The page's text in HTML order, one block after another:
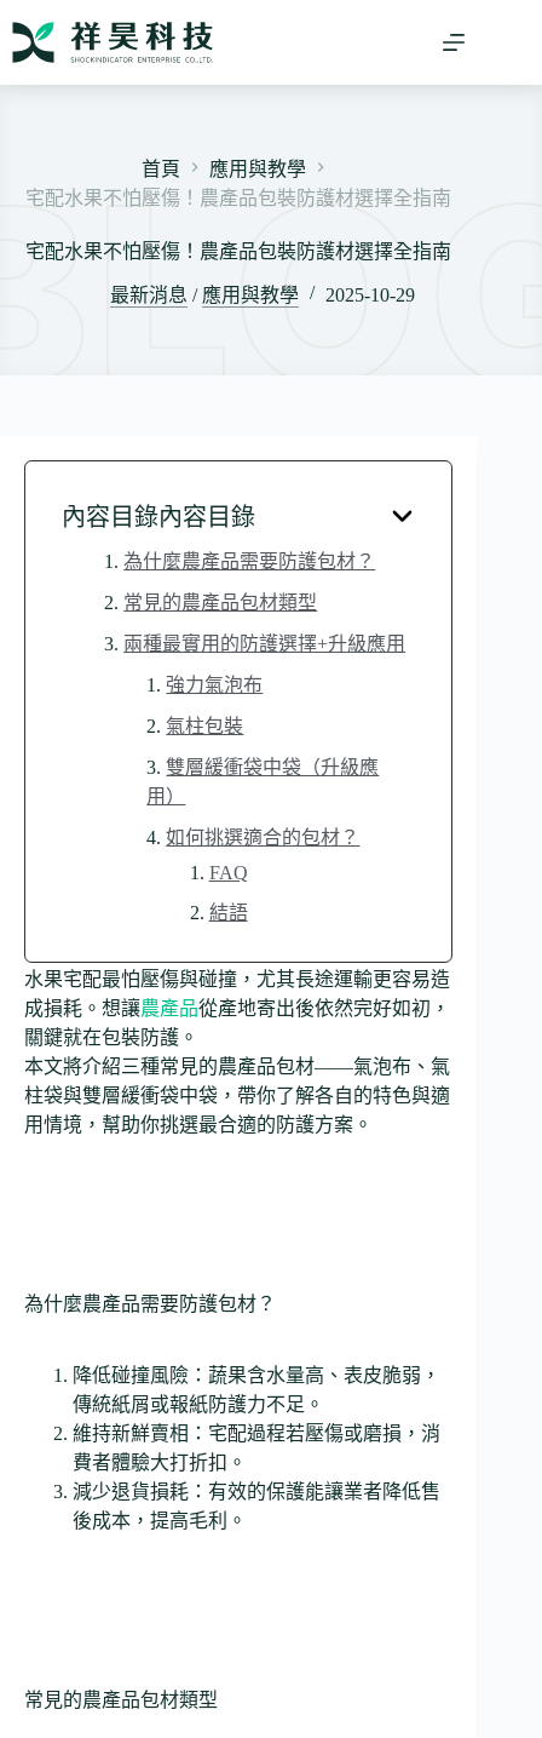
首頁
應用與教學
宅配水果不怕壓傷！農產品包裝防護材選擇全指南
宅配水果不怕壓傷！農產品包裝防護材選擇全指南
最新消息 / 應用與教學 2025-10-29
內容目錄內容目錄
為什麼農產品需要防護包材？
常見的農產品包材類型
兩種最實用的防護選擇+升級應用
強力氣泡布
氣柱包裝
雙層緩衝袋中袋（升級應
用）
如何挑選適合的包材？
FAQ
結語
水果宅配最怕壓傷與碰撞，尤其長途運輸更容易造
成損耗。想讓農產品從產地寄出後依然完好如初，
關鍵就在包裝防護。
本文將介紹三種常見的農產品包材——氣泡布、氣
柱袋與雙層緩衝袋中袋，帶你了解各自的特色與適
用情境，幫助你挑選最合適的防護方案。
為什麼農產品需要防護包材？
降低碰撞風險：蔬果含水量高、表皮脆弱，
傳統紙屑或報紙防護力不足。
維持新鮮賣相：宅配過程若壓傷或磨損，消
費者體驗大打折扣。
減少退貨損耗：有效的保護能讓業者降低售
後成本，提高毛利。
常見的農產品包材類型